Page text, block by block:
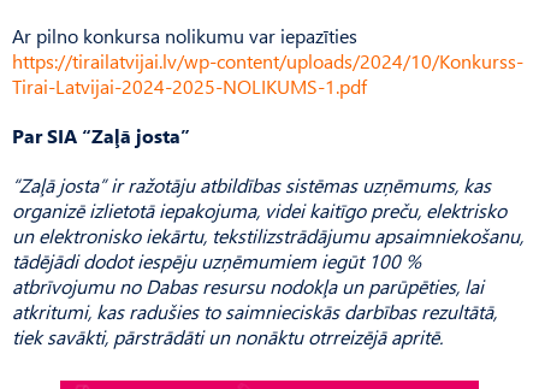
Ar pilno konkursa nolikumu var iepazīties
https://tirailatvijai.lv/wp-content/uploads/2024/10/Konkurss-
Tirai-Latvijai-2024-2025-NOLIKUMS-1.pdf
Par SIA “Zaļā josta”
“Zaļā josta” ir ražotāju atbildības sistēmas uzņēmums, kas
organizē izlietotā iepakojuma, videi kaitīgo preču, elektrisko
un elektronisko iekārtu, tekstilizstrādājumu apsaimniekošanu,
tādējādi dodot iespēju uzņēmumiem iegūt 100 %
atbrīvojumu no Dabas resursu nodokļa un parūpēties, lai
atkritumi, kas radušies to saimnieciskās darbības rezultātā,
tiek savākti, pārstrādāti un nonāktu otrreizējā apritē.